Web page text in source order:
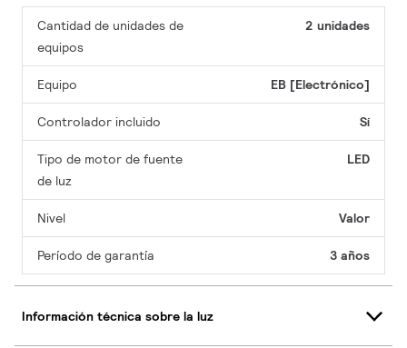
Cantidad de unidades de
equipos
2 unidades
Equipo EB [Electrónico]
Controlador incluido Sí
Tipo de motor de fuente
de luz
LED
Nivel Valor
Período de garantía 3 años
Información técnica sobre la luz